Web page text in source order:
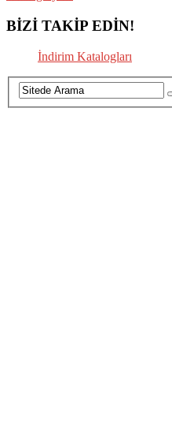
BİZİ TAKİP EDİN!
İndirim Katalogları